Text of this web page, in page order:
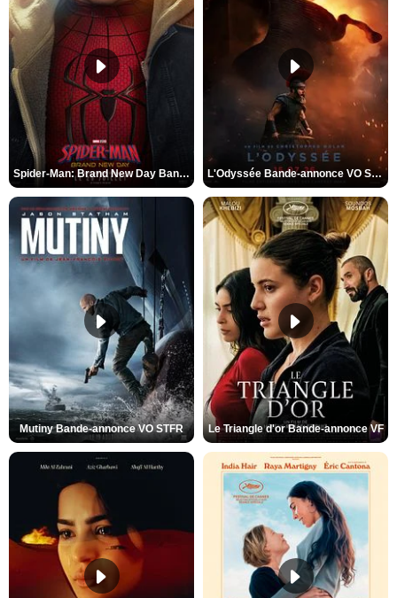
Spider-Man: Brand New Day Bande-annonce VO STFR L'Odyssée Bande-annonce VO STFR
Mutiny Bande-annonce VO STFR Le Triangle d'or Bande-annonce VF